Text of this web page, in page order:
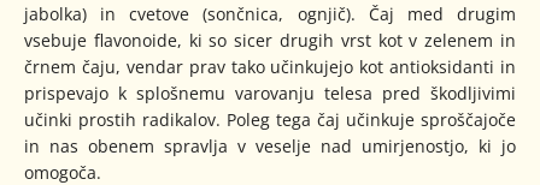
jabolka) in cvetove (sončnica, ognjič). Čaj med drugim
vsebuje flavonoide, ki so sicer drugih vrst kot v zelenem in
črnem čaju, vendar prav tako učinkujejo kot antioksidanti in
prispevajo k splošnemu varovanju telesa pred škodljivimi
učinki prostih radikalov. Poleg tega čaj učinkuje sproščajoče
in nas obenem spravlja v veselje nad umirjenostjo, ki jo
omogoča.